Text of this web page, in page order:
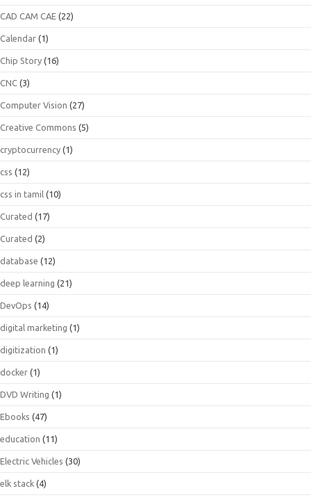
CAD CAM CAE (22)
Calendar (1)
Chip Story (16)
CNC (3)
Computer Vision (27)
Creative Commons (5)
cryptocurrency (1)
css (12)
css in tamil (10)
Curated (17)
Curated (2)
database (12)
deep learning (21)
DevOps (14)
digital marketing (1)
digitization (1)
docker (1)
DVD Writing (1)
Ebooks (47)
education (11)
Electric Vehicles (30)
elk stack (4)